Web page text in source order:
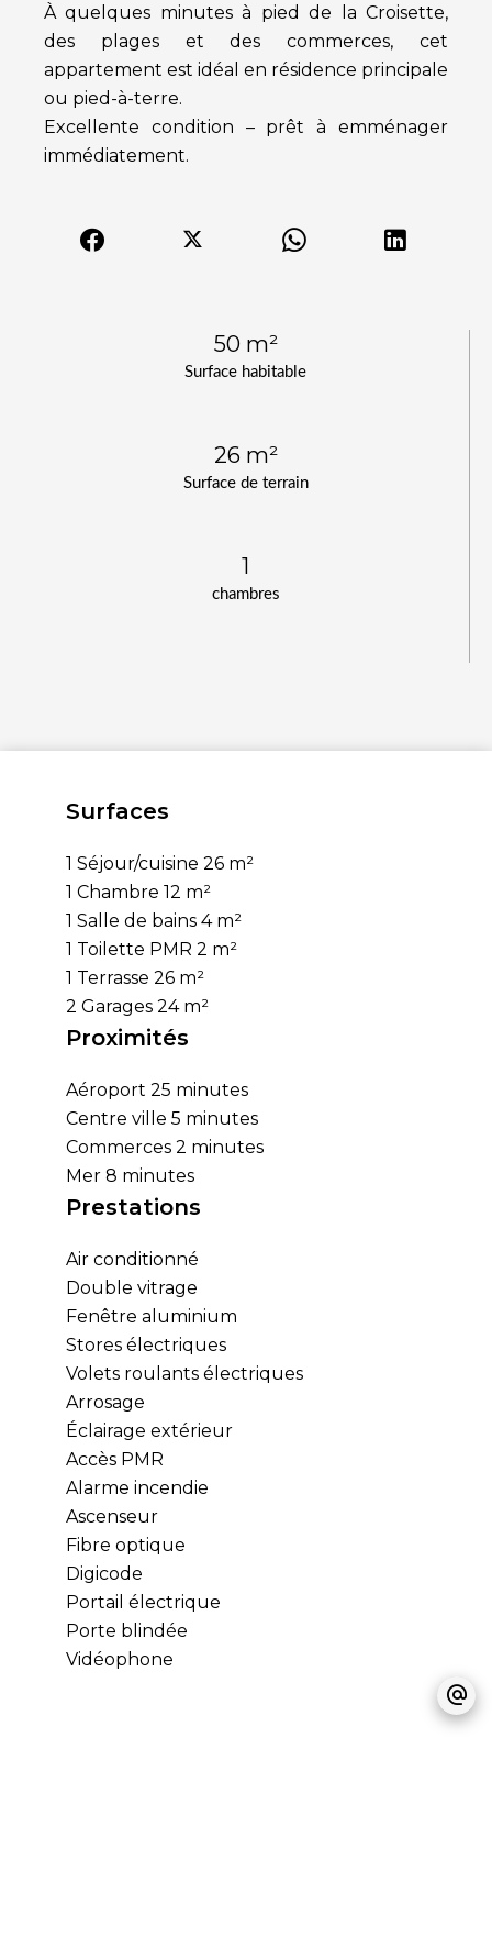
Surface habitable
50 m²
Surface de terrain
26 m²
chambres
1
À quelques minutes à pied de la Croisette,
des plages et des commerces, cet
appartement est idéal en résidence principale
ou pied-à-terre.
Excellente condition – prêt à emménager
immédiatement.
Surfaces
1 Séjour/cuisine 26 m²
1 Chambre 12 m²
1 Salle de bains 4 m²
1 Toilette PMR 2 m²
1 Terrasse 26 m²
2 Garages 24 m²
Proximités
Aéroport 25 minutes
Centre ville 5 minutes
Commerces 2 minutes
Mer 8 minutes
Prestations
Air conditionné
Double vitrage
Fenêtre aluminium
Stores électriques
Volets roulants électriques
Arrosage
Éclairage extérieur
Accès PMR
Alarme incendie
Ascenseur
Fibre optique
Digicode
Portail électrique
Porte blindée
Vidéophone